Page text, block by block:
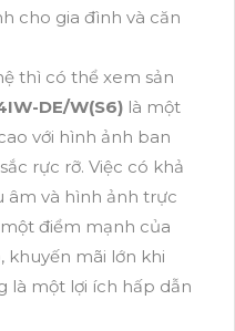
cho gia đình và căn
thì có thể xem sản
DE/W(S6) là một
với hình ảnh ban
rực rỡ. Việc có khả
âm và hình ảnh trực
điểm mạnh của
khuyến mãi lớn khi
là một lợi ích hấp dẫn